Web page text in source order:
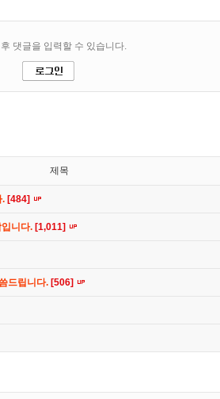
제목
. [484]
니다. [1,011]
드립니다. [506]